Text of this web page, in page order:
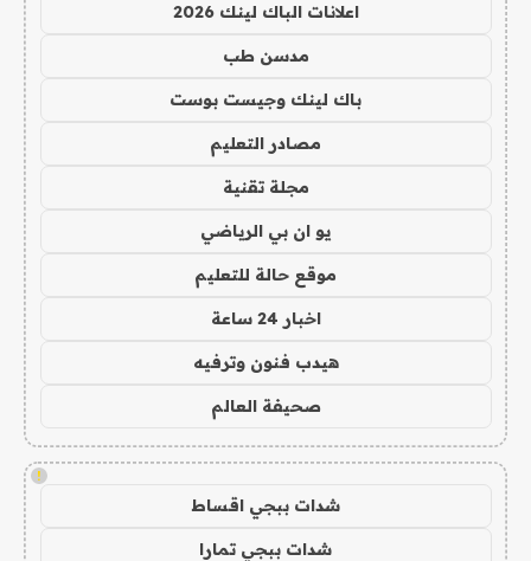
اعلانات الباك لينك 2026
مدسن طب
باك لينك وجيست بوست
مصادر التعليم
مجلة تقنية
يو ان بي الرياضي
موقع حالة للتعليم
اخبار 24 ساعة
هيدب فنون وترفيه
صحيفة العالم
!
شدات ببجي اقساط
شدات ببجي تمارا